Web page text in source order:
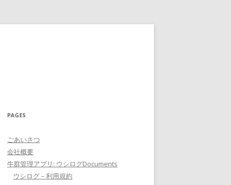
PAGES
ごあいさつ
会社概要
牛群管理アプリ: ウシログDocuments
ウシログ – 利用規約